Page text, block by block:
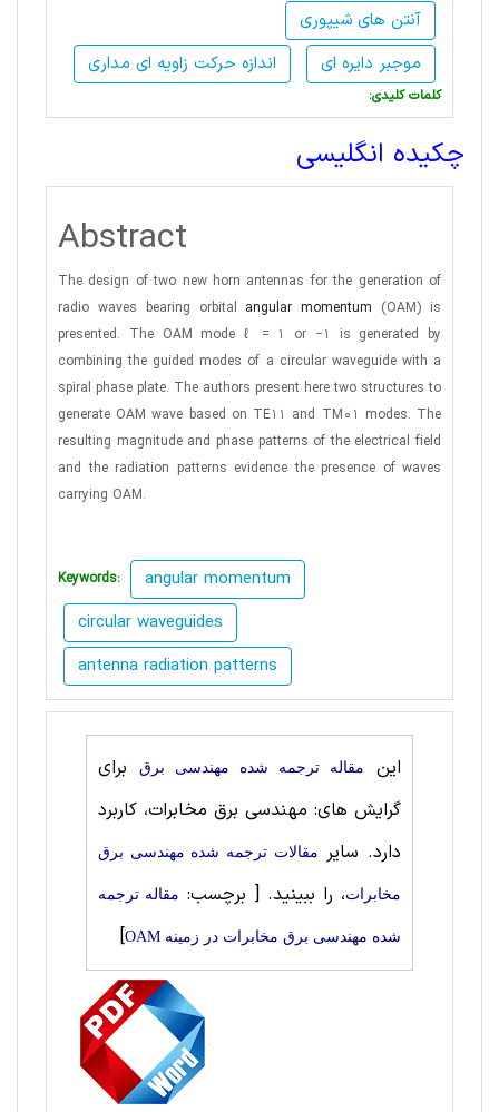
آنتن های شیپوری
اندازه حرکت زاویه ای مداری
موجبر دایره ای
:کلمات کلیدی
چکیده انگلیسی
Abstract
The design of two new horn antennas for the generation of
radio waves bearing orbital angular momentum (OAM) is
presented. The OAM mode ℓ = 1 or −1 is generated by
combining the guided modes of a circular waveguide with a
spiral phase plate. The authors present here two structures to
generate OAM wave based on TE11 and TM01 modes. The
resulting magnitude and phase patterns of the electrical field
and the radiation patterns evidence the presence of waves
carrying OAM.
Keywords:
angular momentum
circular waveguides
antenna radiation patterns
این مقاله ترجمه شده مهندسی برق
برای
گرایش های: مهندسی برق مخابرات، کاربرد
دارد. سایر مقالات ترجمه شده مهندسی برق
مخابرات، را ببینید.[ برچسب: مقاله ترجمه
شده مهندسی برق مخابرات در زمینه OAM ]